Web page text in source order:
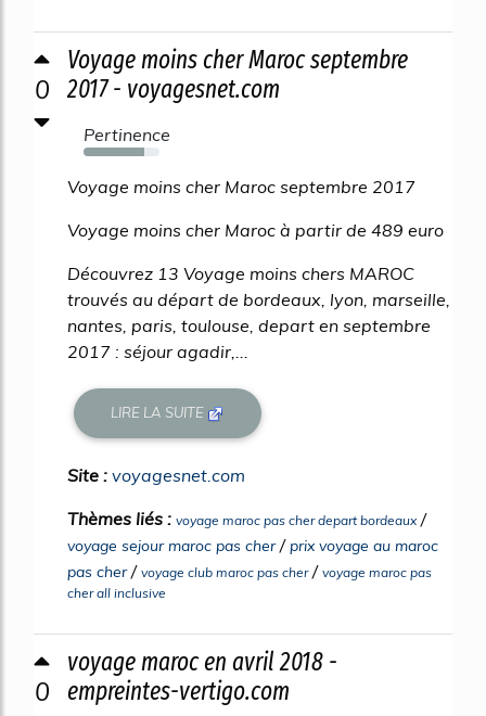
0
Voyage moins cher Maroc septembre
2017 - voyagesnet.com
Pertinence
80%
Voyage moins cher Maroc septembre 2017
Voyage moins cher Maroc à partir de 489 euro
Découvrez 13 Voyage moins chers MAROC
trouvés au départ de bordeaux, lyon, marseille,
nantes, paris, toulouse, depart en septembre
2017 : séjour agadir,...
LIRE LA SUITE
Site : voyagesnet.com
Thèmes liés : voyage maroc pas cher depart bordeaux /
voyage sejour maroc pas cher/prix voyage au maroc
pas cher/ voyage club maroc pas cher/ voyage maroc pas
cher all inclusive
0
voyage maroc en avril 2018 -
empreintes-vertigo.com